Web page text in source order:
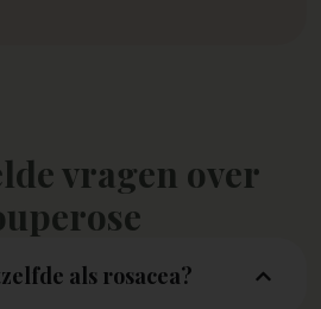
vragen over
als rosacea?